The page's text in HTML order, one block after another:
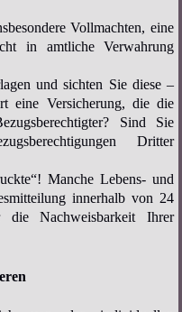
Vollmachten, eine
in amtliche Verwahrung
und sichten Sie diese –
eine Versicherung, die die
Sind Sie
Dritter
Manche Lebens- und
innerhalb von 24
Nachweisbarkeit Ihrer